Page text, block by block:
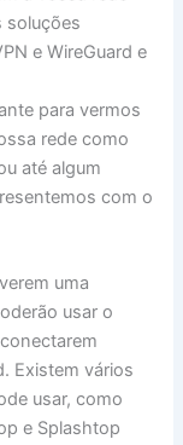
soluções
e WireGuard e
para vermos
rede como
até algum
com o
uma
usar o
Existem vários
usar, como
e Splashtop